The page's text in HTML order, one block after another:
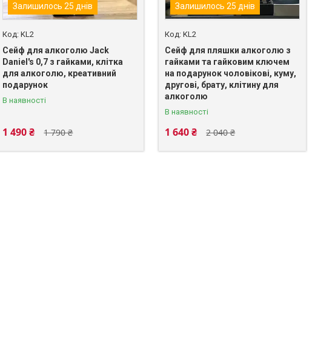
Залишилось 25 днів
KL2
Сейф для алкоголю Jack
Daniel's 0,7 з гайками, клітка
для алкоголю, креативний
подарунок
В наявності
1 790 ₴
1 490 ₴
Залишилось 25 днів
KL2
Сейф для пляшки алкоголю з
гайками та гайковим ключем
на подарунок чоловікові, куму,
другові, брату, клітину для
алкоголю
В наявності
2 040 ₴
1 640 ₴